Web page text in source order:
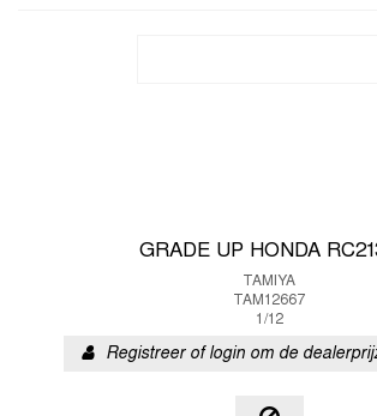
GRADE UP HONDA
TAMIYA
TAM12667
1/12
Registreer of login om de